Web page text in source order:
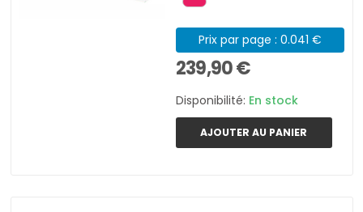
Prix par page : 0.041 €
239,90 €
Disponibilité: En stock
AJOUTER AU PANIER